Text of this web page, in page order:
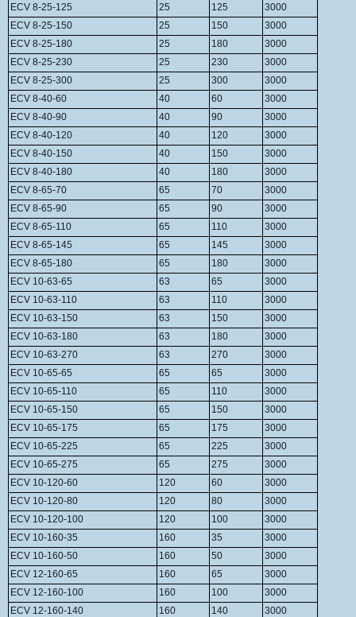
ECV 8-25-125
25 125
3000
ECV 8-25-150
25 150
3000
ECV 8-25-180
25 180
3000
ECV 8-25-230
25 230
3000
ECV 8-25-300
25 300
3000
ECV 8-40-60
40 60
3000
ECV 8-40-90
40 90
3000
ECV 8-40-120
40 120
3000
ECV 8-40-150
40 150
3000
ECV 8-40-180
40 180
3000
ECV 8-65-70
65 70
3000
ECV 8-65-90
65 90
3000
ECV 8-65-110
65 110
3000
ECV 8-65-145
65 145
3000
ECV 8-65-180
65 180
3000
ECV 10-63-65
63 65
3000
ECV 10-63-110
63 110
3000
ECV 10-63-150
63 150
3000
ECV 10-63-180
63 180
3000
ECV 10-63-270
63 270
3000
ECV 10-65-65
65 65
3000
ECV 10-65-110
65 110
3000
ECV 10-65-150
65 150
3000
ECV 10-65-175
65 175
3000
ECV 10-65-225
65 225
3000
ECV 10-65-275
65 275
3000
ECV 10-120-60
120 60
3000
ECV 10-120-80
120 80
3000
ECV 10-120-100
120 100
3000
ECV 10-160-35
160 35
3000
ECV 10-160-50
160 50
3000
ECV 12-160-65
160 65
3000
ECV 12-160-100
160 100
3000
ECV 12-160-140
160 140
3000